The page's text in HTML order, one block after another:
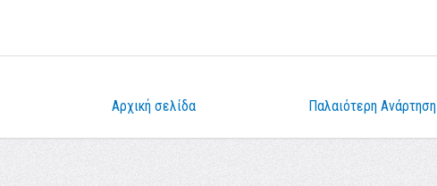
Παλαιότερη Ανάρτηση
Αρχική σελίδα